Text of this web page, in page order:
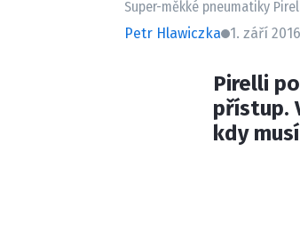
Super-měkké pneumatiky
Petr Hlawiczka
1. září
Pirelli
přístup.
kdy